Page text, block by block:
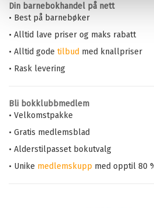
Din barnebokhandel på nett
• Best på barnebøker
• Alltid lave priser og maks rabatt
• Alltid gode tilbud med knallpriser
• Rask levering
Bli bokklubbmedlem
• Velkomstpakke
• Gratis medlemsblad
• Alderstilpasset bokutvalg
• Unike medlemskupp med opptil 80